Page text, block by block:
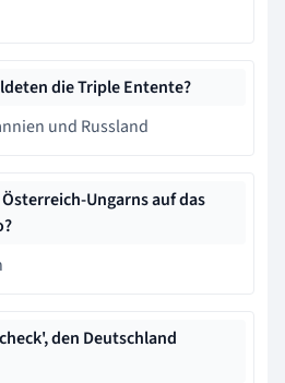
die Triple Entente?
und Russland
Ungarns auf das
den Deutschland